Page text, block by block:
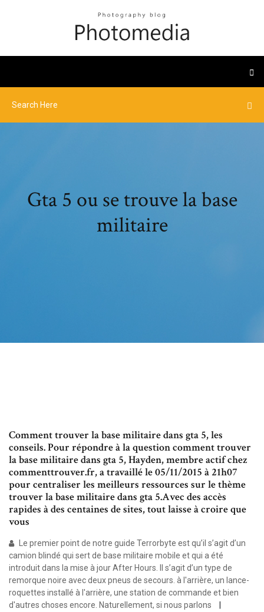
Gta 5 ou se trouve la base
militaire
Comment trouver la base militaire dans gta 5, les
conseils. Pour répondre à la question comment trouver
la base militaire dans gta 5, Hayden, membre actif chez
commenttrouver.fr, a travaillé le 05/11/2015 à 21h07
pour centraliser les meilleurs ressources sur le thème
trouver la base militaire dans gta 5.Avec des accès
rapides à des centaines de sites, tout laisse à croire que
vous
Le premier point de notre guide Terrorbyte est qu’il s’agit d’un
camion blindé qui sert de base militaire mobile et qui a été
introduit dans la mise à jour After Hours. Il s’agit d’un type de
remorque noire avec deux pneus de secours. à l'arrière, un lance-
roquettes installé à l'arrière, une station de commande et bien
d'autres choses encore. Naturellement, si nous parlons